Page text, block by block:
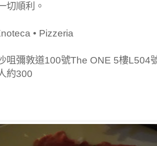
切順利。
• Pizzeria
咀彌敦道100號The ONE 5樓L504
約300